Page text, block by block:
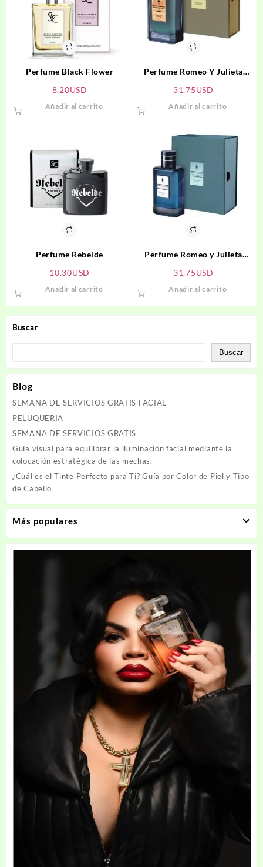
Buscar
Buscar
Blog
SEMANA DE SERVICIOS GRATIS FACIAL
PELUQUERIA
SEMANA DE SERVICIOS GRATIS
Guía visual para equilibrar la iluminación facial mediante la
colocación estratégica de las mechas.
¿Cuál es el Tinte Perfecto para Ti? Guía por Color de Piel y Tipo
de Cabello
Más populares
Perfume Black Flower
8.20USD
Añadir al carrito
Perfume Romeo Y Julieta
31.75USD
Añadir al carrito
Perfume Rebelde
10.30USD
Añadir al carrito
Perfume Romeo y Julieta
31.75USD
Añadir al carrito